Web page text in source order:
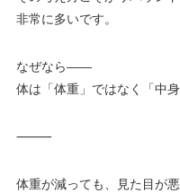
非常に多いです。
なぜなら――
体は「体重」ではなく「中
⸻
体重が減っても、見た目が